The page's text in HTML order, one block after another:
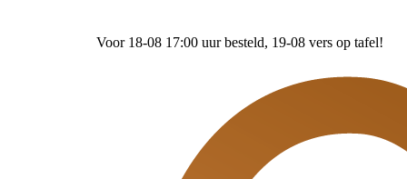
Voor 18-08 17:00 uur besteld, 19-08 vers op tafel!